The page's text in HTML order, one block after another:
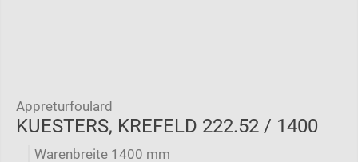
Appreturfoulard
KUESTERS, KREFELD 222.52 / 1400
Warenbreite 1400 mm